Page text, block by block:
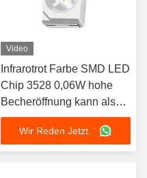
Video
Infrarotrot Farbe SMD LED
Chip 3528 0,06W hohe
Becheröffnung kann als
Linse verwendet werden
Rot Emitting Farbe LED
Chip für Therapie Licht
Wir Reden Jetzt. '